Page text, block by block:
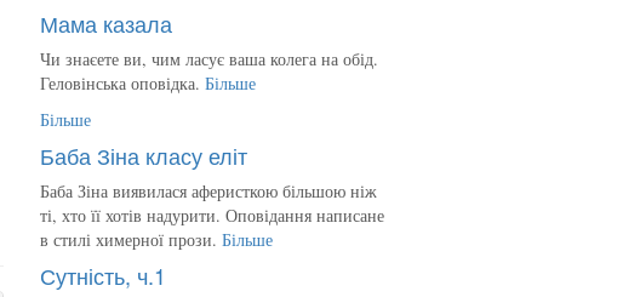
Мама казала
Чи знаєете ви, чим ласує ваша колега на обід.
Геловінська оповідка. Більше
Більше
Баба Зіна класу еліт
Баба Зіна виявилася аферисткою більшою ніж
ті, хто її хотів надурити. Оповідання написане
в стилі химерної прози. Більше
Сутність, ч.1